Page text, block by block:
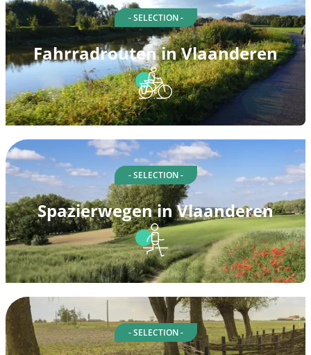
- SELECTION -
Fahrradrouten in Vlaanderen
- SELECTION -
Spazierwegen in Vlaanderen
- SELECTION -